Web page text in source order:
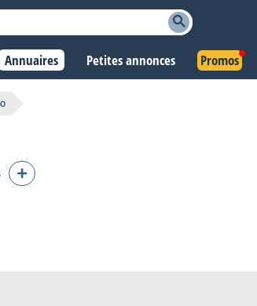
Annuaires Petites annonces Promos